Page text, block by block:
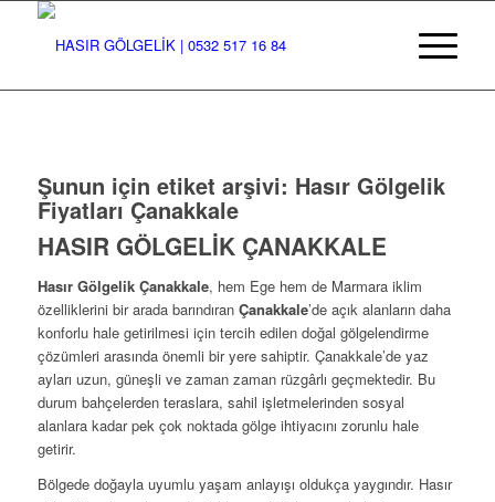
Şunun için etiket arşivi: Hasır Gölgelik
Fiyatları Çanakkale
HASIR GÖLGELİK ÇANAKKALE
Hasır Gölgelik Çanakkale, hem Ege hem de Marmara iklim
özelliklerini bir arada barındıran Çanakkale’de açık alanların daha
konforlu hale getirilmesi için tercih edilen doğal gölgelendirme
çözümleri arasında önemli bir yere sahiptir. Çanakkale’de yaz
ayları uzun, güneşli ve zaman zaman rüzgârlı geçmektedir. Bu
durum bahçelerden teraslara, sahil işletmelerinden sosyal
alanlara kadar pek çok noktada gölge ihtiyacını zorunlu hale
getirir.
Bölgede doğayla uyumlu yaşam anlayışı oldukça yaygındır. Hasır